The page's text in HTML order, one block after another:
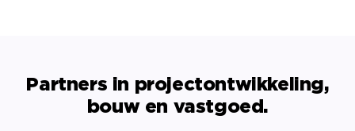
Partners in projectontwikkeling,
bouw en vastgoed.